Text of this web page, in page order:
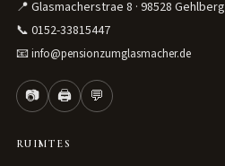
📍 Glasmacherstrae 8 · 98528 Gehlberg
📞 0152-33815447
📧info@pensionzumglasmacher.de
📷 🖨 💬
RUIMTES